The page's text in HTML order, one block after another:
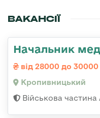
ВАКАНСІЇ
Начальник
від 28000 до 30000
Кропивницький
Військова частина